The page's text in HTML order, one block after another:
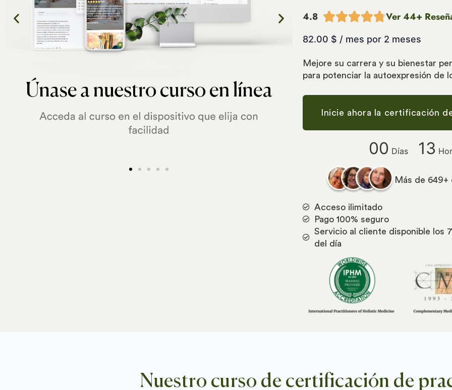
4.8 Ver 44+
82.00 $ / mes por 2 meses
Mejore su carrera y su bienestar
para potenciar la autoexpresión de
Inicie ahora la certificación
00 Días 13
Más de
Acceso ilimitado
Pago 100% seguro
Servicio al cliente disponible los
del día
Nuestro curso de certificación de